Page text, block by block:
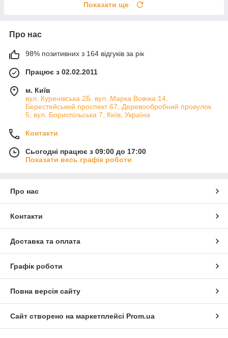
Показати ще
Про нас
98% позитивних з 164 відгуків за рік
Працює з 02.02.2011
м. Київ
вул. Куренівська 2Б, вул. Марка Вовчка 14,
Берестейський проспект 67, Деревообробний провулок
5, вул. Бориспільська 7, Київ, Україна
Контакти
Сьогодні працює з 09:00 до 17:00
Показати весь графік роботи
Про нас
Контакти
Доставка та оплата
Графік роботи
Повна версія сайту
Сайт створено на маркетплейсі Prom.ua